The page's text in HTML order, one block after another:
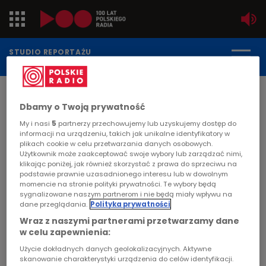
Jedynka
Dwójka
Trójka
Czwórka
PR24
Poland
Kierowcy
Dzieci
STUDIO REPORTAŻU
2008-05-07
STRONA GŁÓWNA>ARTYKUŁ
"Szymon z Czaplinka"
MIGRACJA
Szymon Godziemba - Trytek ma 19 lat, gra na
gitarze, syntezatorze, pianinie i klarnecie. Mimo
młodego wieku od dwóch lat prowadzi 24-
osobowy chór "Voca", dyryguje orkiestrą i
komponuje utwory muzyczne.
Dbamy o Twoją prywatność
My i nasi 5 partnerzy przechowujemy lub uzyskujemy dostęp do
informacji na urządzeniu, takich jak unikalne identyfikatory w
plikach cookie w celu przetwarzania danych osobowych.
Użytkownik może zaakceptować swoje wybory lub zarządzać nimi,
klikając poniżej, jak również skorzystać z prawa do sprzeciwu na
podstawie prawnie uzasadnionego interesu lub w dowolnym
momencie na stronie polityki prywatności. Te wybory będą
sygnalizowane naszym partnerom i nie będą miały wpływu na
dane przeglądania. Polityka prywatności
Wraz z naszymi partnerami przetwarzamy dane
w celu zapewnienia:
Użycie dokładnych danych geolokalizacyjnych. Aktywne
skanowanie charakterystyki urządzenia do celów identyfikacji.